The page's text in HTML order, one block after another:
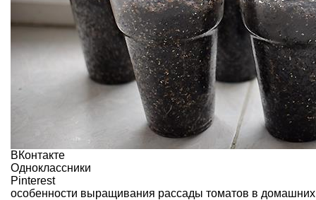
ВКонтакте
Одноклассники
Pinterest
особенности выращивания рассады томатов в домашних